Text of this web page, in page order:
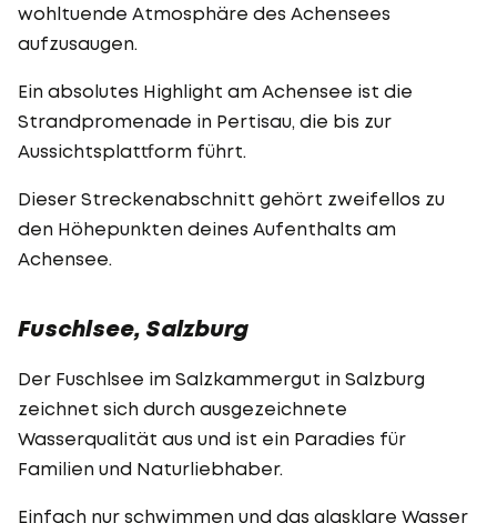
wohltuende Atmosphäre des Achensees
aufzusaugen.
Ein absolutes Highlight am Achensee ist die
Strandpromenade in Pertisau, die bis zur
Aussichtsplattform führt.
Dieser Streckenabschnitt gehört zweifellos zu
den Höhepunkten deines Aufenthalts am
Achensee.
Fuschlsee, Salzburg
Der Fuschlsee im Salzkammergut in Salzburg
zeichnet sich durch ausgezeichnete
Wasserqualität aus und ist ein Paradies für
Familien und Naturliebhaber.
Einfach nur schwimmen und das glasklare Wasser